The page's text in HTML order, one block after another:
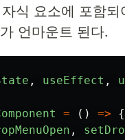
식 요소에 포함
언마운트 된다.
, useEffect ,
= () =>
{
,